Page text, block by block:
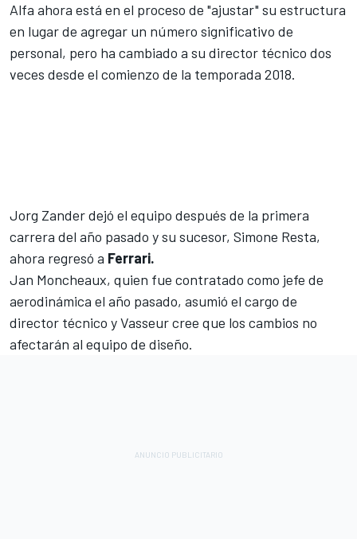
Alfa ahora está en el proceso de "ajustar" su estructura
en lugar de agregar un número significativo de
personal, pero ha cambiado a su director técnico dos
veces desde el comienzo de la temporada 2018.
Jorg Zander dejó el equipo después de la primera
carrera del año pasado y su sucesor, Simone Resta,
ahora regresó a Ferrari.
Jan Moncheaux, quien fue contratado como jefe de
aerodinámica el año pasado, asumió el cargo de
director técnico y Vasseur cree que los cambios no
afectarán al equipo de diseño.